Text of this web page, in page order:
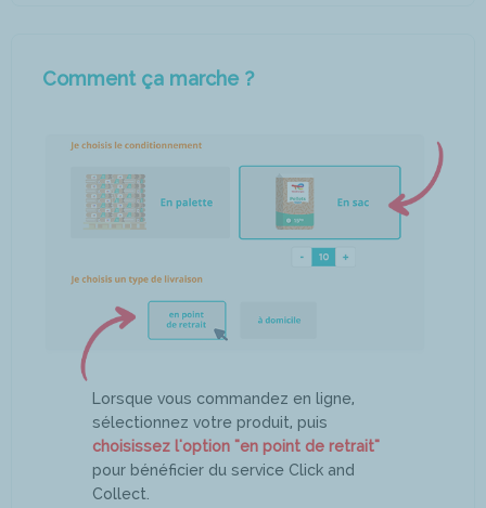
Comment ça marche ?
Lorsque vous commandez en ligne,
sélectionnez votre produit, puis
choisissez l'option "en point de retrait"
pour bénéficier du service Click and
Collect.